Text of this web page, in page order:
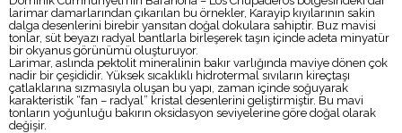
larimar damarlarından çıkarılan bu örnekler, Karayip kıyılarının sakin
dalga desenlerini birebir yansıtan doğal dokulara sahiptir. Buz mavisi
tonlar, süt beyazı radyal bantlarla birleşerek taşın içinde adeta minyatür
bir okyanus görünümü oluşturuyor.
Larimar, aslında pektolit mineralinin bakır varlığında maviye dönen çok
nadir bir çeşididir. Yüksek sıcaklıklı hidrotermal sıvıların kireçtaşı
çatlaklarına sızmasıyla oluşan bu yapı, zaman içinde soğuyarak
karakteristik “fan – radyal” kristal desenlerini geliştirmiştir. Bu mavi
tonların yoğunluğu bakırın oksidasyon seviyelerine göre doğal olarak
değişir.